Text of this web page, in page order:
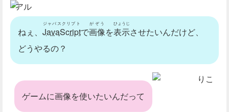
アル
ねぇ、 JavaScript
ジャバスクリプト
で画像
がぞう
を表示
ひょうじ
させたいんだけど、
どうやるの？
りこ
ゲームに画像を使いたいんだって